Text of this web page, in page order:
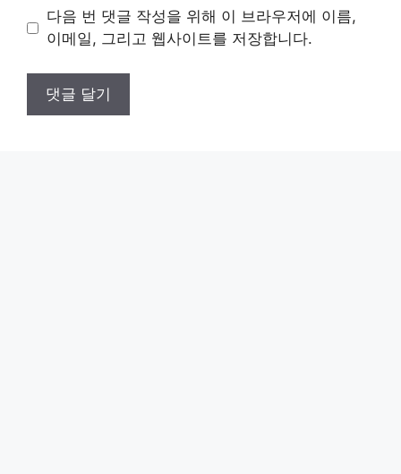
트
다음 번 댓글 작성을 위해 이 브라우저에 이름,
이메일, 그리고 웹사이트를 저장합니다.